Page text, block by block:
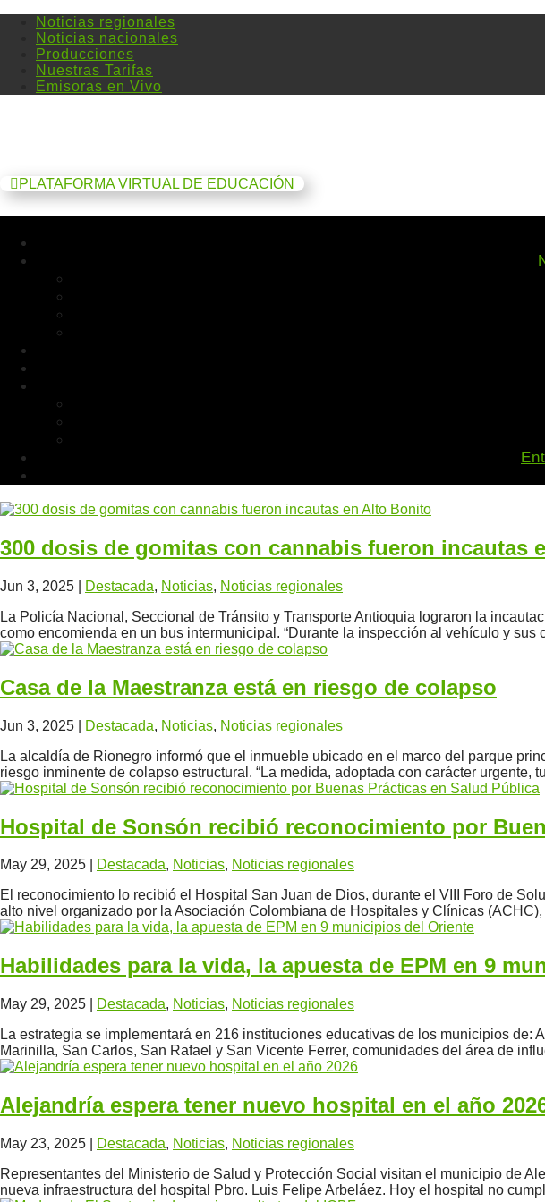
Noticias regionales
Noticias nacionales
Producciones
Nuestras Tarifas
Emisoras en Vivo
PLATAFORMA VIRTUAL DE EDUCACIÓN
300 dosis de gomitas con cannabis fueron incautas
Jun 3, 2025 Destacada, Noticias, Noticias regionales
La Policía Nacional, Seccional de Tránsito y Transporte Antioquia lograron la
como encomienda en un bus intermunicipal. “Durante la inspección al vehículo y sus
Casa de la Maestranza está en riesgo de colapso
Jun 3, 2025 Destacada, Noticias, Noticias regionales
La alcaldía de Rionegro informó que el inmueble ubicado en el marco del parque
riesgo inminente de colapso estructural. “La medida, adoptada con carácter urgente,
Hospital de Sonsón recibió reconocimiento por
May 29, 2025 Destacada, Noticias, Noticias regionales
El reconocimiento lo recibió el Hospital San Juan de Dios, durante el VIII Foro de
alto nivel organizado por la Asociación Colombiana de Hospitales y Clínicas
Habilidades para la vida, la apuesta de EPM en 9
May 29, 2025 Destacada, Noticias, Noticias regionales
La estrategia se implementará en 216 instituciones educativas de los municipios de:
Marinilla, San Carlos, San Rafael y San Vicente Ferrer, comunidades del área de
Alejandría espera tener nuevo hospital en el año
May 23, 2025 Destacada, Noticias, Noticias regionales
Representantes del Ministerio de Salud y Protección Social visitan el municipio de
nueva infraestructura del hospital Pbro. Luis Felipe Arbeláez. Hoy el hospital no